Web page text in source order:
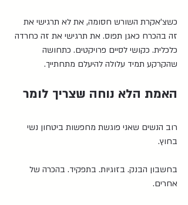
כשצ'אקרת השורש חסומה, את לא תרגישי את
זה בהכרח כאגן תפוס. את תרגישי את זה כחרדה
כלכלית. כקושי לסיים פרויקטים. כתחושה
שהקרקע תמיד עלולה להיעלם מתחתייך.
האמת הלא נוחה שצריך לומר
רוב הנשים שאני פוגשת מחפשות ביטחון נשי
בחוץ.
בחשבון הבנק. בזוגיות. בתפקיד. בהכרה של
אחרים.